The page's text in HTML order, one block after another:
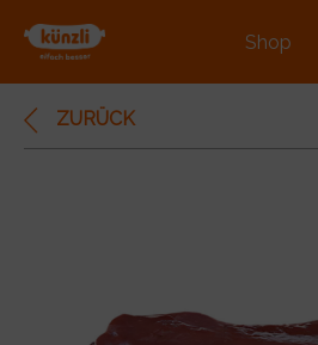
Shop
ZURÜCK